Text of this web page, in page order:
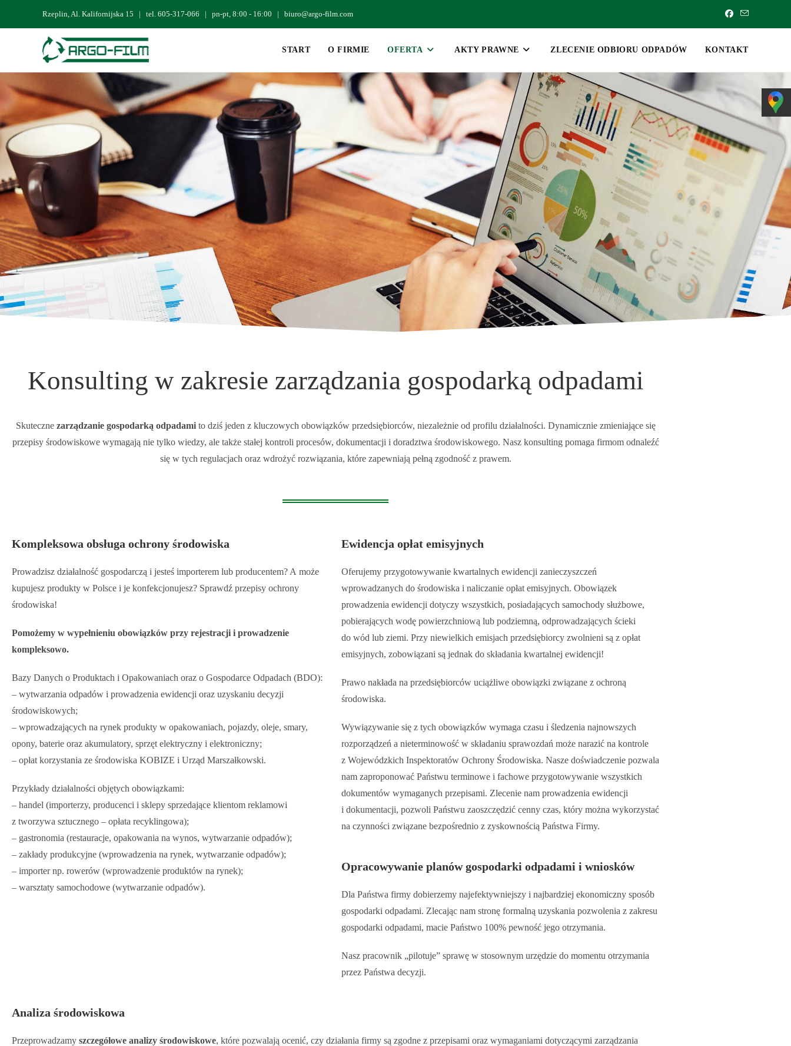
Rzeplin, Al. Kalifornijska 15 | tel. 605-317-066 | pn-pt, 8:00 - 16:00 | biuro@argo-film.com
START O FIRMIE OFERTA AKTY PRAWNE ZLECENIE ODBIORU ODPADÓW KONTAKT
Konsulting w zakresie zarządzania gospodarką odpadami
Skutecznezarządzanie gospodarką odpadamito dziś jeden z kluczowych obowiązków przedsiębiorców, niezależnie od profilu działalności. Dynamicznie zmieniające się
przepisy środowiskowe wymagają nie tylko wiedzy, ale także stałej kontroli procesów, dokumentacji i doradztwa środowiskowego. Nasz konsulting pomaga firmom odnaleźć
się w tych regulacjach oraz wdrożyć rozwiązania, które zapewniają pełną zgodność z prawem.
Kompleksowa obsługa ochrony środowiska
Prowadzisz działalność gospodarczą i jesteś importerem lub producentem? A może
kupujesz produkty w Polsce i je konfekcjonujesz? Sprawdź przepisy ochrony
środowiska!
Pomożemy w wypełnieniu obowiązków przy rejestracji i prowadzenie
kompleksowo.
Bazy Danych o Produktach i Opakowaniach oraz o Gospodarce Odpadach (BDO):
– wytwarzania odpadów i prowadzenia ewidencji oraz uzyskaniu decyzji
środowiskowych;
– wprowadzających na rynek produkty w opakowaniach, pojazdy, oleje, smary,
opony, baterie oraz akumulatory, sprzęt elektryczny i elektroniczny;
– opłat korzystania ze środowiska KOBIZE i Urząd Marszałkowski.
Przykłady działalności objętych obowiązkami:
– handel (importerzy, producenci i sklepy sprzedające klientom reklamowi
z tworzywa sztucznego – opłata recyklingowa);
– gastronomia (restauracje, opakowania na wynos, wytwarzanie odpadów);
– zakłady produkcyjne (wprowadzenia na rynek, wytwarzanie odpadów);
– importer np. rowerów (wprowadzenie produktów na rynek);
– warsztaty samochodowe (wytwarzanie odpadów).
Ewidencja opłat emisyjnych
Oferujemy przygotowywanie kwartalnych ewidencji zanieczyszczeń
wprowadzanych do środowiska i naliczanie opłat emisyjnych. Obowiązek
prowadzenia ewidencji dotyczy wszystkich, posiadających samochody służbowe,
pobierających wodę powierzchniową lub podziemną, odprowadzających ścieki
do wód lub ziemi. Przy niewielkich emisjach przedsiębiorcy zwolnieni są z opłat
emisyjnych, zobowiązani są jednak do składania kwartalnej ewidencji!
Prawo nakłada na przedsiębiorców uciążliwe obowiązki związane z ochroną
środowiska.
Wywiązywanie się z tych obowiązków wymaga czasu i śledzenia najnowszych
rozporządzeń a nieterminowość w składaniu sprawozdań może narazić na kontrole
z Wojewódzkich Inspektoratów Ochrony Środowiska. Nasze doświadczenie pozwala
nam zaproponować Państwu terminowe i fachowe przygotowywanie wszystkich
dokumentów wymaganych przepisami. Zlecenie nam prowadzenia ewidencji
i dokumentacji, pozwoli Państwu zaoszczędzić cenny czas, który można wykorzystać
na czynności związane bezpośrednio z zyskownością Państwa Firmy.
Opracowywanie planów gospodarki odpadami i wniosków
Dla Państwa firmy dobierzemy najefektywniejszy i najbardziej ekonomiczny sposób
gospodarki odpadami. Zlecając nam stronę formalną uzyskania pozwolenia z zakresu
gospodarki odpadami, macie Państwo 100% pewność jego otrzymania.
Nasz pracownik „pilotuje” sprawę w stosownym urzędzie do momentu otrzymania
przez Państwa decyzji.
Analiza środowiskowa
Przeprowadzamy szczegółowe analizy środowiskowe, które pozwalają ocenić, czy działania firmy są zgodne z przepisami oraz wymaganiami dotyczącymi zarządzania